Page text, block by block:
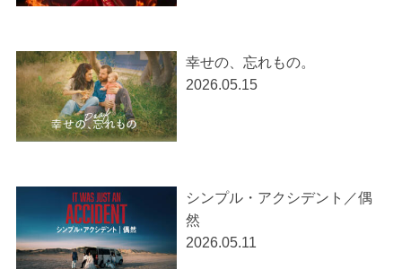
幸せの、忘れもの。
2026.05.15
シンプル・アクシデント／偶
然
2026.05.11